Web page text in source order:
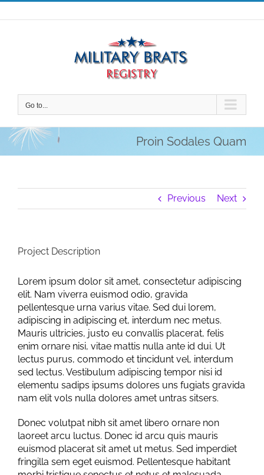
Skip
to
Go to...
Proin Sodales Quam
Previous Next
Project Description
Lorem ipsum dolor sit amet, consectetur adipiscing
elit. Nam viverra euismod odio, gravida
pellentesque urna varius vitae. Sed dui lorem,
adipiscing in adipiscing et, interdum nec metus.
Mauris ultricies, justo eu convallis placerat, felis
enim ornare nisi, vitae mattis nulla ante id dui. Ut
lectus purus, commodo et tincidunt vel, interdum
sed lectus. Vestibulum adipiscing tempor nisi id
elementu sadips ipsums dolores uns fugiats gravida
nam elit vols nulla dolores amet untras sitsers.
Donec volutpat nibh sit amet libero ornare non
laoreet arcu luctus. Donec id arcu quis mauris
euismod placerat sit amet ut metus. Sed imperdiet
fringilla sem eget euismod. Pellentesque habitant